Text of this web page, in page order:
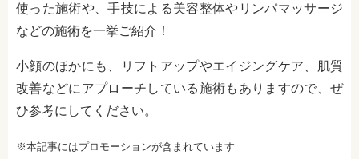
使った施術や、手技による美容整体やリンパマッサージ
などの施術を一挙ご紹介！
小顔のほかにも、リフトアップやエイジングケア、肌質
改善などにアプローチしている施術もありますので、ぜ
ひ参考にしてください。
※本記事にはプロモーションが含まれています